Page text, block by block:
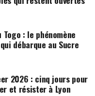
Togo : le phénomène
débarque au Sucre
2026 : cinq jours pour
et résister à Lyon